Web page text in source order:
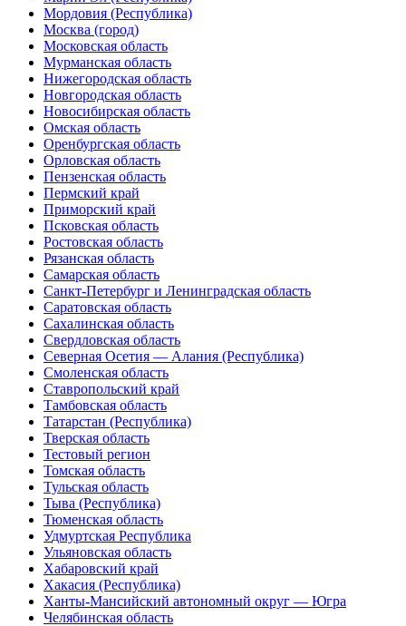
Мордовия (Республика)
Москва (город)
Московская область
Мурманская область
Нижегородская область
Новгородская область
Новосибирская область
Омская область
Оренбургская область
Орловская область
Пензенская область
Пермский край
Приморский край
Псковская область
Ростовская область
Рязанская область
Самарская область
Санкт-Петербург и Ленинградская область
Саратовская область
Сахалинская область
Свердловская область
Северная Осетия — Алания (Республика)
Смоленская область
Ставропольский край
Тамбовская область
Татарстан (Республика)
Тверская область
Тестовый регион
Томская область
Тульская область
Тыва (Республика)
Тюменская область
Удмуртская Республика
Ульяновская область
Хабаровский край
Хакасия (Республика)
Ханты-Мансийский автономный округ — Югра
Челябинская область